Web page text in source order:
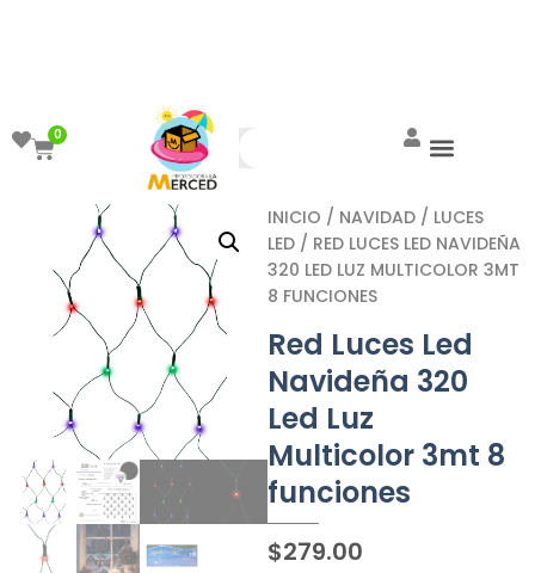
0
INICIO / NAVIDAD / LUCES
LED / RED LUCES LED NAVIDEÑA
320 LED LUZ MULTICOLOR 3MT
8 FUNCIONES
Red Luces Led
Navideña 320
Led Luz
Multicolor 3mt 8
funciones
$279.00